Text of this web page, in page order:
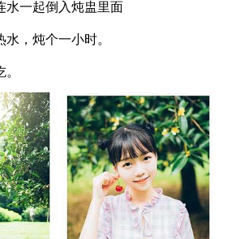
水一起倒入炖盅里面
，炖个一小时。